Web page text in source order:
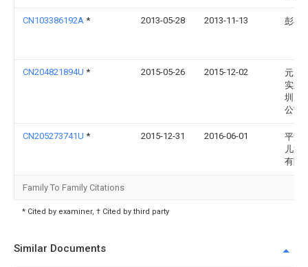
CN103386192A * 2013-05-28 2013-11-13 彭小
CN204821894U * 2015-05-26 2015-12-02
元大
实业
圳）
公司
CN205273741U * 2015-12-31 2016-06-01
平湖
儿童
有限
Family To Family Citations
* Cited by examiner, † Cited by third party
Similar Documents